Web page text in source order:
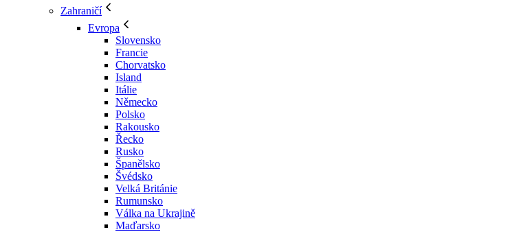
Zahraničí
Evropa
Slovensko
Francie
Chorvatsko
Island
Itálie
Německo
Polsko
Rakousko
Řecko
Rusko
Španělsko
Švédsko
Velká Británie
Rumunsko
Válka na Ukrajině
Maďarsko